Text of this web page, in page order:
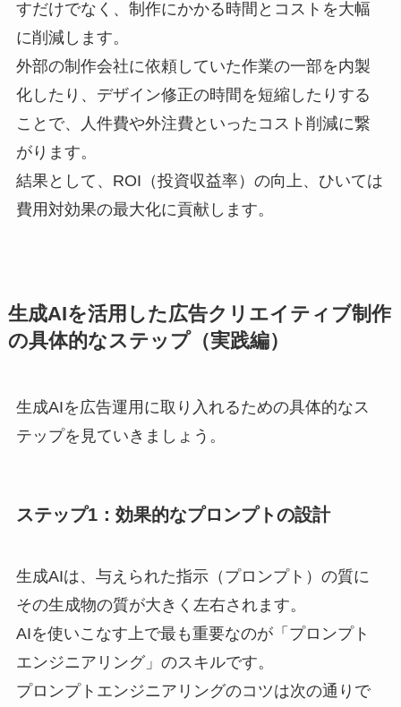
すだけでなく、制作にかかる時間とコストを大幅
に削減します。
外部の制作会社に依頼していた作業の一部を内製
化したり、デザイン修正の時間を短縮したりする
ことで、人件費や外注費といったコスト削減に繋
がります。
結果として、ROI（投資収益率）の向上、ひいては
費用対効果の最大化に貢献します。
生成AIを活用した広告クリエイティブ制作
の具体的なステップ（実践編）
生成AIを広告運用に取り入れるための具体的なス
テップを見ていきましょう。
ステップ1：効果的なプロンプトの設計
生成AIは、与えられた指示（プロンプト）の質に
その生成物の質が大きく左右されます。
AIを使いこなす上で最も重要なのが「プロンプト
エンジニアリング」のスキルです。
プロンプトエンジニアリングのコツは次の通りで